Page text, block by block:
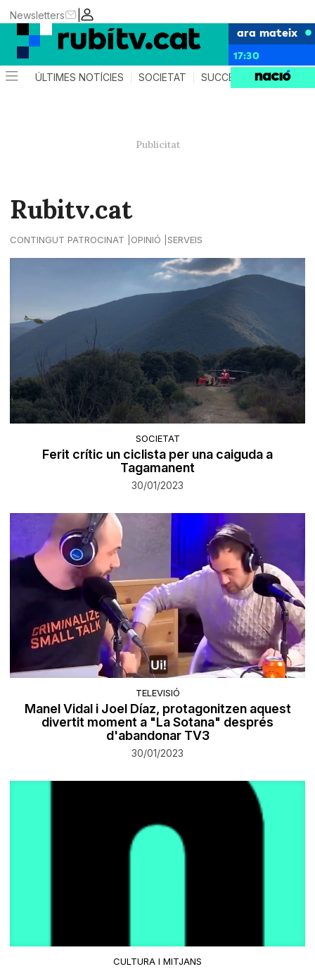
|
Newsletters
ara mateix
17:30
ÚLTIMES NOTÍCIES SOCIETAT SUCCESSOS
Rubitv.cat
CONTINGUT PATROCINAT OPINIÓ SERVEIS
SOCIETAT
Ferit crític un ciclista per una caiguda a
Tagamanent
30/01/2023
TELEVISIÓ
Manel Vidal i Joel Díaz, protagonitzen aquest
divertit moment a "La Sotana" després
d'abandonar TV3
30/01/2023
CULTURA I MITJANS